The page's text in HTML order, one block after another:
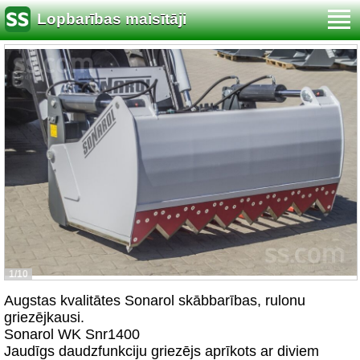
Lopbarības maisītāji
1/10
Augstas kvalitātes Sonarol skābbarības, rulonu
griezējkausi.
Sonarol WK Snr1400
Jaudīgs daudzfunkciju griezējs aprīkots ar diviem